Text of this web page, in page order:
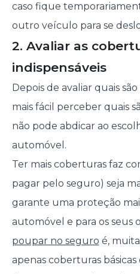
caso fique
outro veículo para se
2. Avaliar as
indispensáveis
Depois de avaliar quais
mais fácil perceber quais
não pode abdicar ao
automóvel.
Ter mais coberturas faz
pagar pelo seguro) seja
garante uma proteção
automóvel e para os seus
poupar no seguro é,
apenas coberturas